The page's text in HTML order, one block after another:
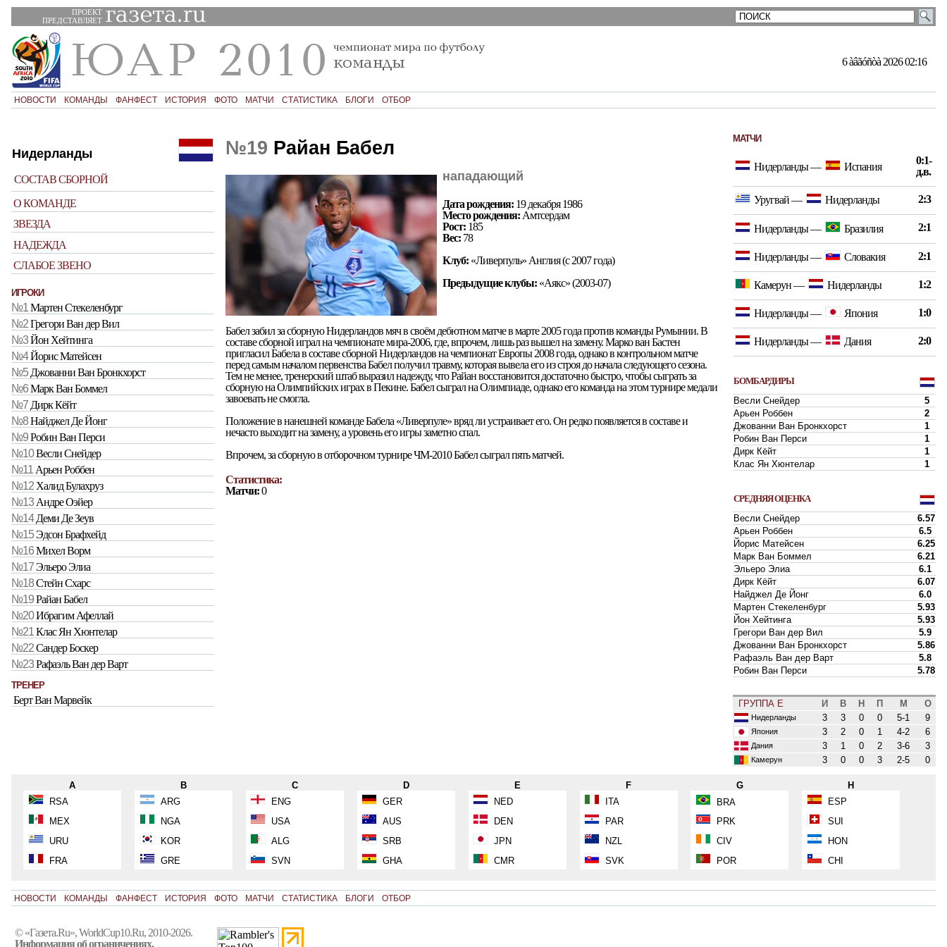
ПРОЕКТ
ПРЕДСТАВЛЯЕТ
6 àâãóñòà 2026 02:16
НОВОСТИ КОМАНДЫ ФАНФЕСТ ИСТОРИЯ ФОТО МАТЧИ СТАТИСТИКА БЛОГИ ОТБОР
Нидерланды
СОСТАВ СБОРНОЙ
О КОМАНДЕ
ЗВЕЗДА
НАДЕЖДА
СЛАБОЕ ЗВЕНО
ИГРОКИ
№1Мартен Стекеленбург
№2Грегори Ван дер Вил
№3Йон Хейтинга
№4Йорис Матейсен
№5 Джованни Ван Бронкхорст
№6Марк Ван Боммел
№7 Дирк Кёйт
№8Найджел Де Йонг
№9Робин Ван Перси
№10Весли Снейдер
№11 Арьен Роббен
№12 Халид Булахруз
№13 Андре Оэйер
№14 Деми Де Зеув
№15Эдсон Брафхейд
№16Михел Ворм
№17Эльеро Элиа
№18Стейн Схарс
№19Райан Бабел
№20Ибрагим Афеллай
№21Клас Ян Хюнтелар
№22Сандер Боскер
№23Рафаэль Ван дер Варт
ТРЕНЕР
Берт Ван Марвейк
№19 Райан Бабел
нападающий
Дата рождения: 19 декабря 1986
Место рождения: Амтсердам
Рост: 185
Вес: 78
Клуб: «Ливерпуль» Англия (с 2007 года)
Предыдущие клубы: «Аякс» (2003-07)
Бабел забил за сборную Нидерландов мяч в своём дебютном матче в марте 2005 года против команды Румынии. В
составе сборной играл на чемпионате мира-2006, где, впрочем, лишь раз вышел на замену. Марко ван Бастен
пригласил Бабела в составе сборной Нидерландов на чемпионат Европы 2008 года, однако в контрольном матче
перед самым началом первенства Бабел получил травму, которая вывела его из строя до начала следующего сезона.
Тем не менее, тренерский штаб выразил надежду, что Райан восстановится достаточно быстро, чтобы сыграть за
сборную на Олимпийских играх в Пекине. Бабел сыграл на Олимпиаде, однако его команда на этом турнире медали
завоевать не смогла.
Положение в нанешней команде Бабела «Ливерпуле» вряд ли устраивает его. Он редко появляется в составе и
нечасто выходит на замену, а уровень его игры заметно спал.
Впрочем, за сборную в отборочном турнире ЧМ-2010 Бабел сыграл пять матчей.
Статистика:
Матчи:0
МАТЧИ
Нидерланды— Испания
0:1-
д.в.
Уругвай— Нидерланды 2:3
Нидерланды— Бразилия 2:1
Нидерланды— Словакия 2:1
Камерун— Нидерланды 1:2
Нидерланды— Япония 1:0
Нидерланды— Дания 2:0
БОМБАРДИРЫ
Весли Снейдер
5
Арьен Роббен
2
Джованни Ван Бронкхорст
1
Робин Ван Перси
1
Дирк Кёйт
1
Клас Ян Хюнтелар
1
СРЕДНЯЯ ОЦЕНКА
Весли Снейдер
6.57
Арьен Роббен
6.5
Йорис Матейсен
6.25
Марк Ван Боммел
6.21
Эльеро Элиа
6.1
Дирк Кёйт
6.07
Найджел Де Йонг
6.0
Мартен Стекеленбург
5.93
Йон Хейтинга
5.93
Грегори Ван дер Вил
5.9
Джованни Ван Бронкхорст
5.86
Рафаэль Ван дер Варт
5.8
Робин Ван Перси
5.78
ГРУППА E И В Н П М О
Нидерланды 3 3 0 0 5-1 9
Япония 3 2 0 1 4-2 6
Дания 3 1 0 2 3-6 3
Камерун 3 0 0 3 2-5 0
A
RSA
MEX
URU
FRA
B
ARG
NGA
KOR
GRE
C
ENG
USA
ALG
SVN
D
GER
AUS
SRB
GHA
E
NED
DEN
JPN
CMR
F
ITA
PAR
NZL
SVK
G
BRA
PRK
CIV
POR
H
ESP
SUI
HON
CHI
НОВОСТИ КОМАНДЫ ФАНФЕСТ ИСТОРИЯ ФОТО МАТЧИ СТАТИСТИКА БЛОГИ ОТБОР
© «Газета.Ru», WorldCup10.Ru, 2010-2026.
Информация об ограничениях.